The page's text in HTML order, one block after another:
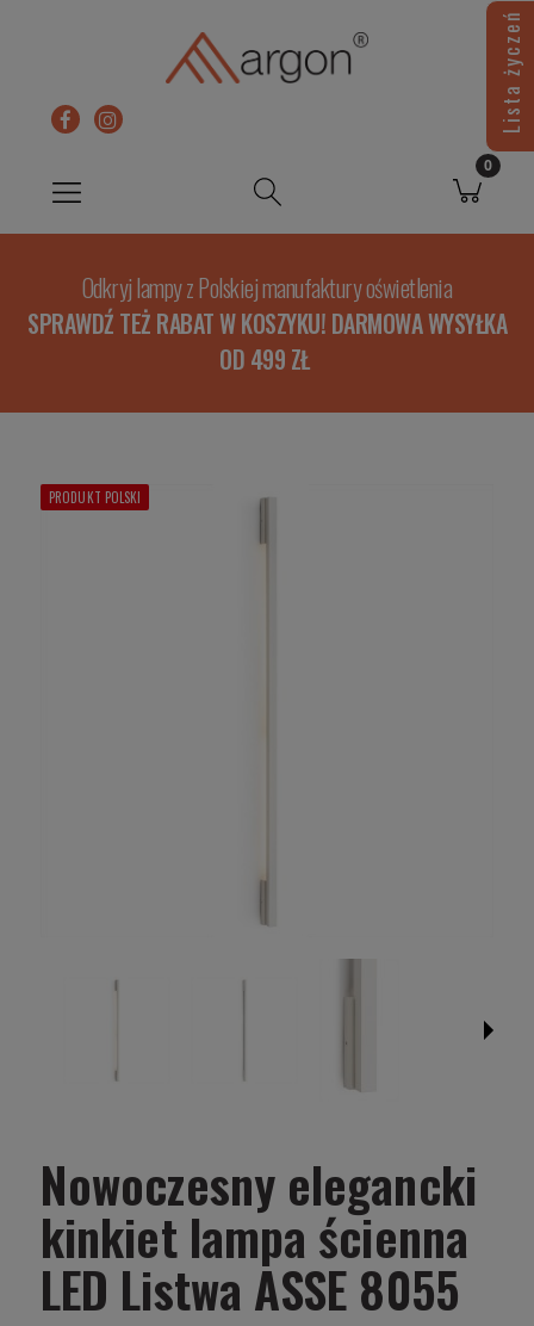
Odkryj lampy z Polskiej manufaktury oświetlenia
SPRAWDŹ TEŻ RABAT W KOSZYKU! DARMOWA WYSYŁKA
OD 499 ZŁ
PRODUKT POLSKI
Nowoczesny elegancki
kinkiet lampa ścienna
LED Listwa ASSE 8055
Lista życzeń